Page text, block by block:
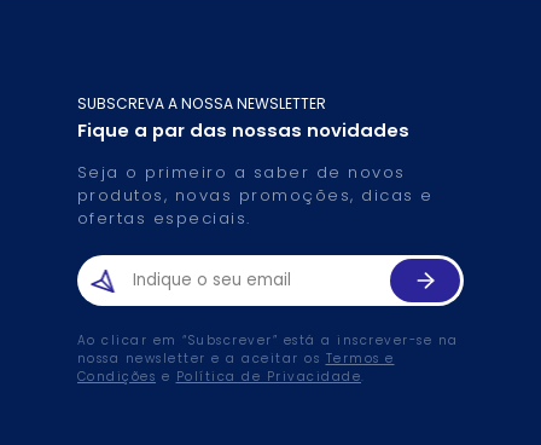
SUBSCREVA A NOSSA NEWSLETTER
Fique a par das nossas novidades
Seja o primeiro a saber de novos
produtos, novas promoções, dicas e
ofertas especiais.
Ao clicar em “Subscrever” está a inscrever-se na
nossa newsletter e a aceitar os Termos e
Condições e Política de Privacidade.